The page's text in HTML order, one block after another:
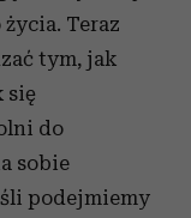
życia. Teraz
tym, jak
się
do
sobie
podejmiemy